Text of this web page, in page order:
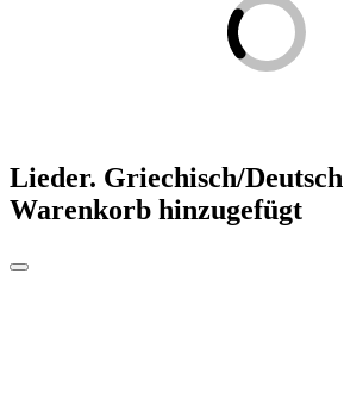
Lieder. Griechisch/Deutsch
Warenkorb hinzugefügt